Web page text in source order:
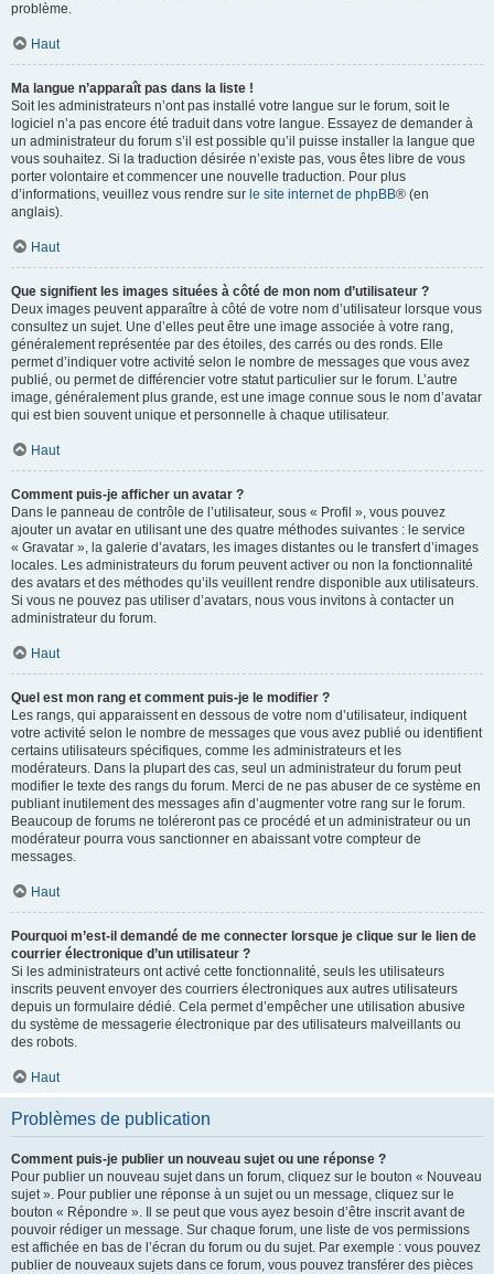
problème.
Haut
Ma langue n’apparaît pas dans la liste !
Soit les administrateurs n’ont pas installé votre langue sur le forum, soit le
logiciel n’a pas encore été traduit dans votre langue. Essayez de demander à
un administrateur du forum s’il est possible qu’il puisse installer la langue que
vous souhaitez. Si la traduction désirée n’existe pas, vous êtes libre de vous
porter volontaire et commencer une nouvelle traduction. Pour plus
d’informations, veuillez vous rendre sur le site internet de phpBB® (en
anglais).
Haut
Que signifient les images situées à côté de mon nom d’utilisateur ?
Deux images peuvent apparaître à côté de votre nom d’utilisateur lorsque vous
consultez un sujet. Une d’elles peut être une image associée à votre rang,
généralement représentée par des étoiles, des carrés ou des ronds. Elle
permet d’indiquer votre activité selon le nombre de messages que vous avez
publié, ou permet de différencier votre statut particulier sur le forum. L’autre
image, généralement plus grande, est une image connue sous le nom d’avatar
qui est bien souvent unique et personnelle à chaque utilisateur.
Haut
Comment puis-je afficher un avatar ?
Dans le panneau de contrôle de l’utilisateur, sous « Profil », vous pouvez
ajouter un avatar en utilisant une des quatre méthodes suivantes : le service
« Gravatar », la galerie d’avatars, les images distantes ou le transfert d’images
locales. Les administrateurs du forum peuvent activer ou non la fonctionnalité
des avatars et des méthodes qu’ils veuillent rendre disponible aux utilisateurs.
Si vous ne pouvez pas utiliser d’avatars, nous vous invitons à contacter un
administrateur du forum.
Haut
Quel est mon rang et comment puis-je le modifier ?
Les rangs, qui apparaissent en dessous de votre nom d’utilisateur, indiquent
votre activité selon le nombre de messages que vous avez publié ou identifient
certains utilisateurs spécifiques, comme les administrateurs et les
modérateurs. Dans la plupart des cas, seul un administrateur du forum peut
modifier le texte des rangs du forum. Merci de ne pas abuser de ce système en
publiant inutilement des messages afin d’augmenter votre rang sur le forum.
Beaucoup de forums ne toléreront pas ce procédé et un administrateur ou un
modérateur pourra vous sanctionner en abaissant votre compteur de
messages.
Haut
Pourquoi m’est-il demandé de me connecter lorsque je clique sur le lien de
courrier électronique d’un utilisateur ?
Si les administrateurs ont activé cette fonctionnalité, seuls les utilisateurs
inscrits peuvent envoyer des courriers électroniques aux autres utilisateurs
depuis un formulaire dédié. Cela permet d’empêcher une utilisation abusive
du système de messagerie électronique par des utilisateurs malveillants ou
des robots.
Haut
Problèmes de publication
Comment puis-je publier un nouveau sujet ou une réponse ?
Pour publier un nouveau sujet dans un forum, cliquez sur le bouton « Nouveau
sujet ». Pour publier une réponse à un sujet ou un message, cliquez sur le
bouton « Répondre ». Il se peut que vous ayez besoin d’être inscrit avant de
pouvoir rédiger un message. Sur chaque forum, une liste de vos permissions
est affichée en bas de l’écran du forum ou du sujet. Par exemple : vous pouvez
publier de nouveaux sujets dans ce forum, vous pouvez transférer des pièces